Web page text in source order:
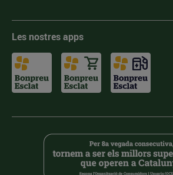
Les nostres apps